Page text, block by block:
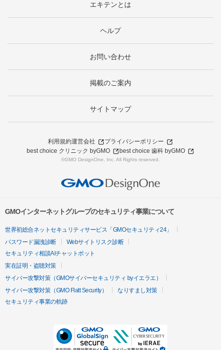
エキテンとは
ヘルプ
お問い合わせ
掲載のご案内
サイトマップ
利用規約運営会社
プライバシーポリシー
best choice クリニック byGMO
best choice 歯科 byGMO
©GMO DesignOne, Inc. All Rights reserved.
GMOインターネットグループのセキュリティ事業について
世界初総合ネットセキュリティサービス「GMOセキュリティ24」
パスワード漏洩診断
Webサイトリスク診断
セキュリティ相談AIチャットボット
実在証明・盗聴対策
サイバー攻撃対策（GMOサイバーセキュリティ byイエラエ）
サイバー攻撃対策（GMO Flatt Security）
なりすまし対策
セキュリティ事業の軌跡